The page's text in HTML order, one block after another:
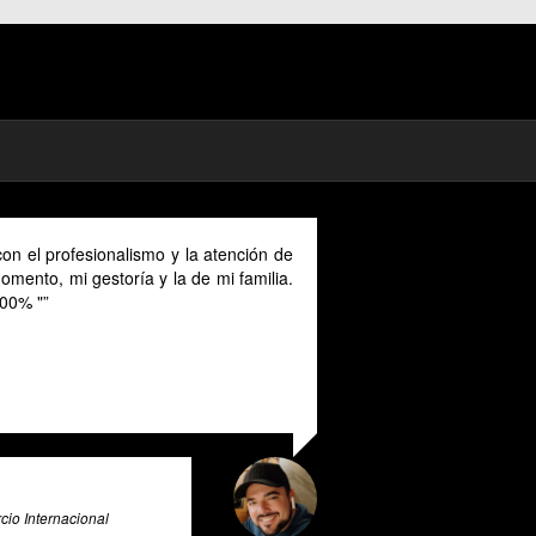
el profesionalismo y la atención de
mi gestoría y la de mi familia.
"
Internacional